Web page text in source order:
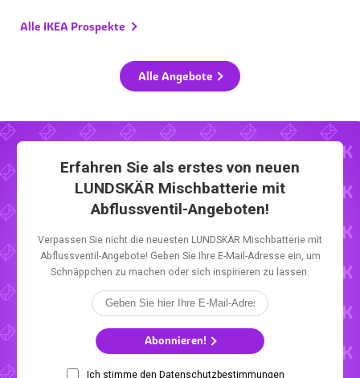
Alle IKEA Prospekte
Alle Angebote
Erfahren Sie als erstes von neuen
LUNDSKÄR Mischbatterie mit
Abflussventil-Angeboten!
Verpassen Sie nicht die neuesten LUNDSKÄR Mischbatterie mit
Abflussventil-Angebote! Geben Sie Ihre E-Mail-Adresse ein, um
Schnäppchen zu machen oder sich inspirieren zu lassen.
Abonnieren!
Ich stimme den Datenschutzbestimmungen